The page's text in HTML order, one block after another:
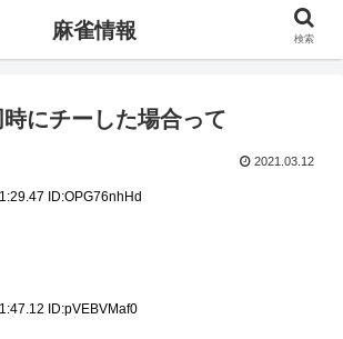
にチーした場合って
2021.03.12
ID:OPG76nhHd
ID:pVEBVMaf0
麻雀情報 検索